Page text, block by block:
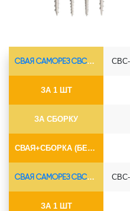
СВАЯ САМОРЕЗ СВС-Ø73*5.5
ЗА 1 ШТ
ЗА СБОРКУ
СВАЯ+СБОРКА (БЕЗ ОГОЛОВКА)
СВС-
СВАЯ САМОРЕЗ СВС-Ø89*6.5
ЗА 1 ШТ
СВС-